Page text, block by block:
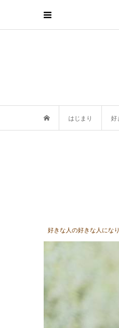
はじまり 好
好きな人の好きな人にな